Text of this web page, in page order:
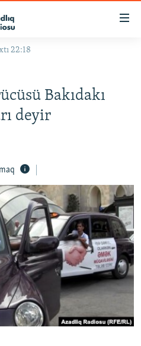
22:18
Bakıdakı
deyir